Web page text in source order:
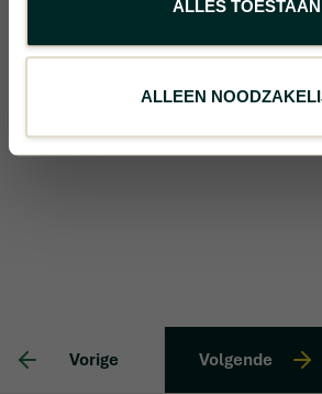
ALLES TOESTAAN
ALLEEN
Vorige Volgende